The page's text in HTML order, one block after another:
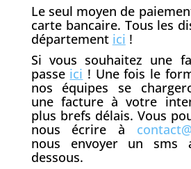
Le seul moyen de
carte bancaire. Tous les
département ici !
Si vous souhaitez une
passe ici ! Une fois le
nos équipes se
une facture à votre
plus brefs délais. Vous
nous écrire à
nous envoyer un sms
dessous.